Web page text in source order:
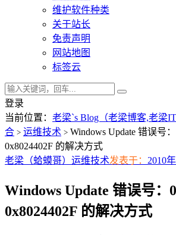
维护软件种类
关于站长
免责声明
网站地图
标签云
登录
当前位置： 老梁`s Blog（老梁博客,老梁
合 > 运维技术 > Windows Update 错误号：
0x8024402F 的解决方式
老梁（蛤蟆哥） 运维技术发表于： 2010
Windows Update 错误号：
0x8024402F 的解决方式